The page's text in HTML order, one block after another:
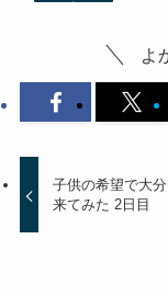
よ
子供の希望で大
来てみた 2日目